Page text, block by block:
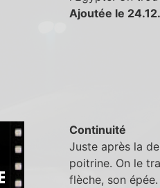
Ajoutée le
Continuité
Juste après la
poitrine. On le
flèche, son